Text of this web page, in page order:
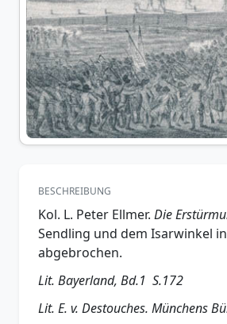
BESCHREIBUNG
Kol. L. Peter Ellmer. Die
Sendling und dem Isarwinkel
abgebrochen.
Lit. Bayerland, Bd.1 S.172
Lit. E. v. Destouches. Münchens